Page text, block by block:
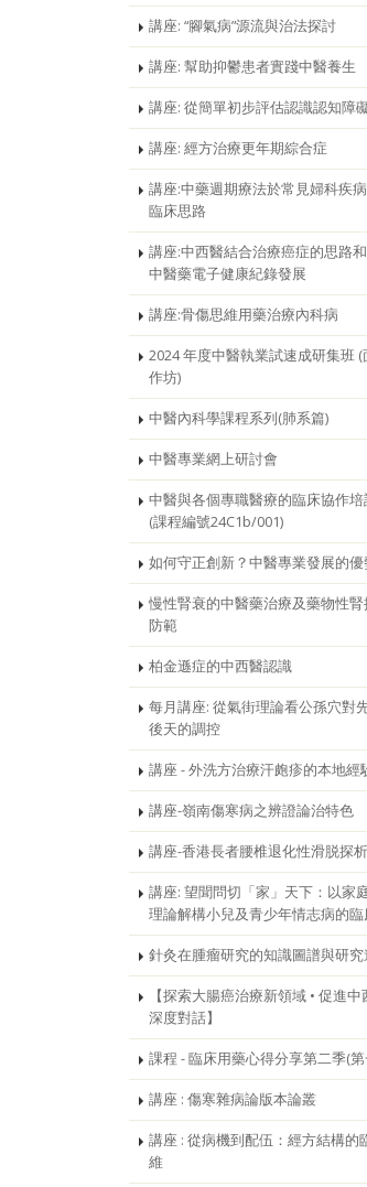
講座: “腳氣病”源流與治法探討
講座: 幫助抑鬱患者實踐中醫養生
講座: 從簡單初步評估認識認知障
講座: 經方治療更年期綜合症
講座:中藥週期療法於常見婦科疾
臨床思路
講座:中西醫結合治療癌症的思路
中醫藥電子健康紀錄發展
講座:骨傷思維用藥治療內科病
2024 年度中醫執業試速成研集班 (
作坊)
中醫內科學課程系列(肺系篇)
中醫專業網上研討會
中醫與各個專職醫療的臨床協作培
(課程編號24C1b/001)
如何守正創新？中醫專業發展的優
慢性腎衰的中醫藥治療及藥物性腎
防範
柏金遜症的中西醫認識
每月講座: 從氣街理論看公孫穴對
後天的調控
講座 - 外洗方治療汗皰疹的本地經
講座-嶺南傷寒病之辨證論治特色
講座-香港長者腰椎退化性滑脱探析
講座: 望聞問切「家」天下：以家
理論解構小兒及青少年情志病的
針灸在腫瘤研究的知識圖譜與研究
【探索大腸癌治療新領域 • 促進
深度對話】
課程 - 臨床用藥心得分享第二季(
講座 : 傷寒雜病論版本論叢
講座 : 從病機到配伍：經方結構的
維